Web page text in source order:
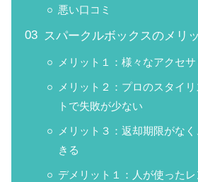
悪い口コミ
スパークルボックスのメリ
メリット１：様々なアクセ
メリット２：プロのスタイ
トで失敗が少ない
メリット３：返却期限がな
きる
デメリット１：人が使ったレ